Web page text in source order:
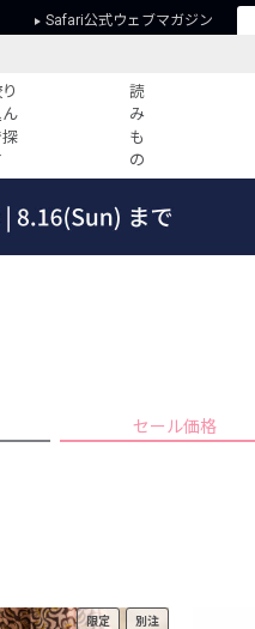
Safari公式ウェブマガジン
探
読
み
も
の
プライバシーポリシー
セール価格
限定 別注